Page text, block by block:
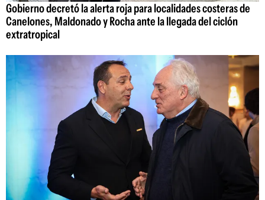
Gobierno decretó la alerta roja para localidades costeras de
Canelones, Maldonado y Rocha ante la llegada del ciclón
extratropical